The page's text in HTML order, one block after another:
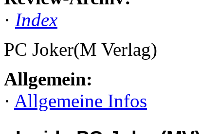
· Index
PC Joker(M Verlag)
Allgemein:
· Allgemeine Infos